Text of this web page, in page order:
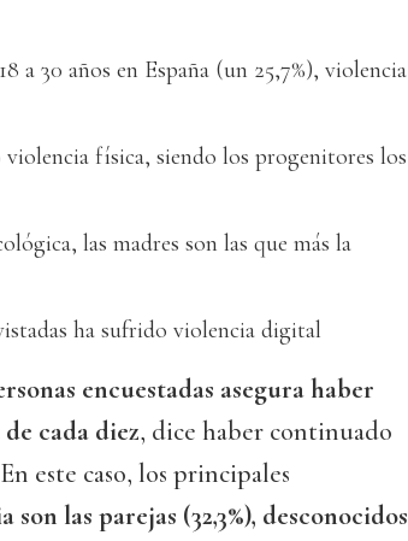
a 30 años en España (un 25,7%), violencia
física, siendo los progenitores los
las madres son las que más la
ha sufrido violencia digital
encuestadas asegura haber
cada diez, dice haber continuado
este caso, los principales
son las parejas (32,3%), desconocidos